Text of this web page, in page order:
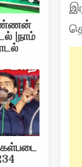
அண்ணன்
|நாம்